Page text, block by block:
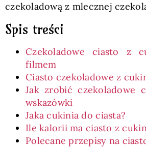
czekoladową z mlecznej
Spis treści
Czekoladowe ciasto z
filmem
Ciasto czekoladowe z
Jak zrobić czekoladowe
wskazówki
Jaka cukinia do ciasta?
Ile kalorii ma ciasto z
Polecane przepisy na